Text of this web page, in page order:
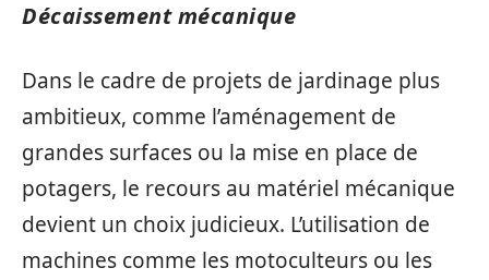
Décaissement mécanique
Dans le cadre de projets de jardinage plus
ambitieux, comme l’aménagement de
grandes surfaces ou la mise en place de
potagers, le recours au matériel mécanique
devient un choix judicieux. L’utilisation de
machines comme les motoculteurs ou les